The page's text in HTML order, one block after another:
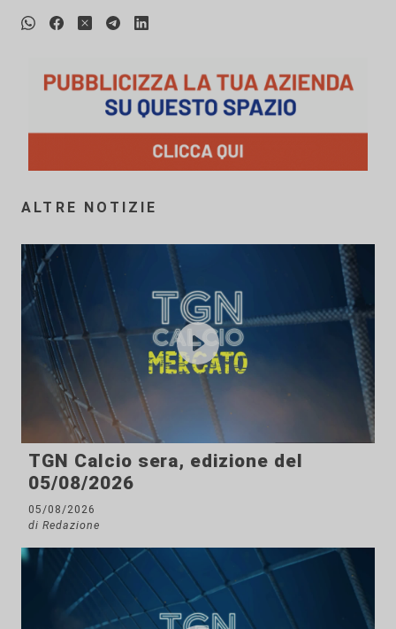
ALTRE NOTIZIE
TGN Calcio sera, edizione del
05/08/2026
05/08/2026
di Redazione